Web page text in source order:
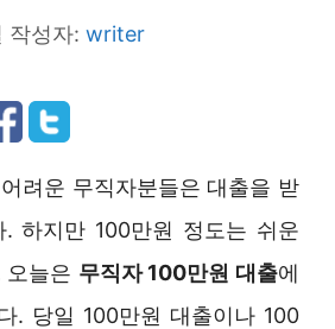
작성자: writer
려운 무직자분들은 대출을 받
하지만 100만원 정도는 쉬운
오늘은 무직자 100만원 대출에
. 당일 100만원 대출이나 100